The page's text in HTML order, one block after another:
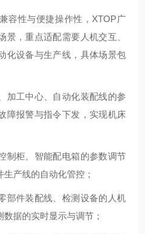
容性与便捷操作性，XTOP广
景，重点适配需要人机交互、
化设备与生产线，具体场景包
加工中心、自动化装配线的参
障报警与指令下发，实现机床
制柜、智能配电箱的参数调节
产线的自动化管控；
部件装配线、检测设备的人机
据的实时显示与调节；